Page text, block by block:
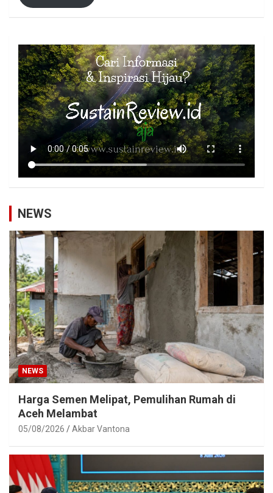
NEWS
NEWS
Harga Semen Melipat, Pemulihan Rumah di
Aceh Melambat
05/08/2026 Akbar Vantona